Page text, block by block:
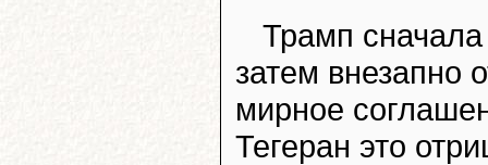
Трамп
затем внезапно
мирное
Тегеран это